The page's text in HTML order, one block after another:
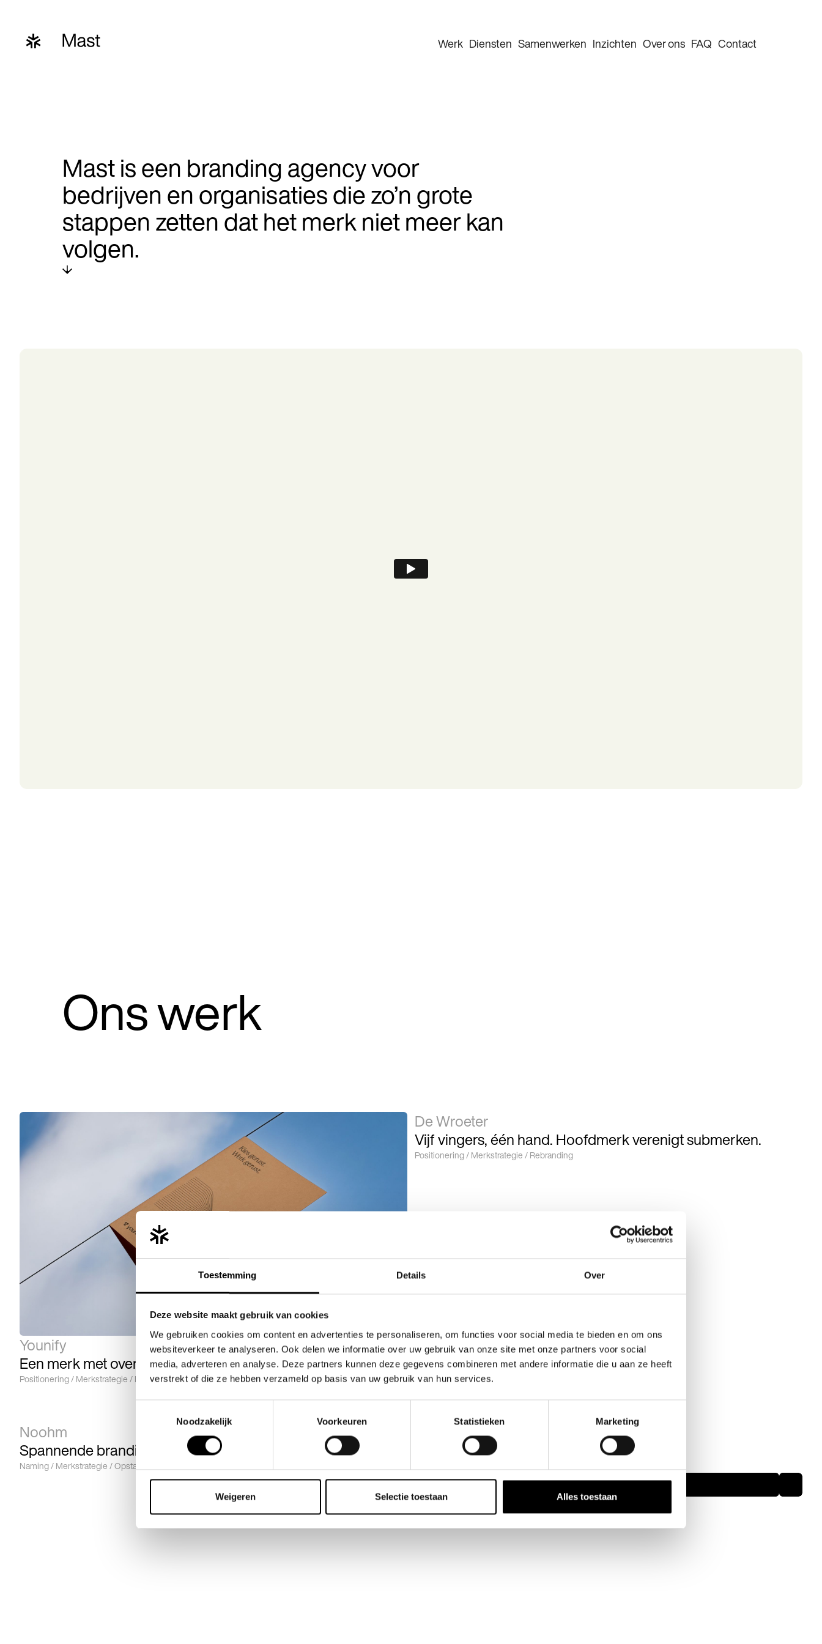
Toestemming Details Over
Deze website maakt gebruik van cookies
We gebruiken cookies om content en advertenties te personaliseren, om functies voor social media te bieden en om ons
websiteverkeer te analyseren. Ook delen we informatie over uw gebruik van onze site met onze partners voor social
media, adverteren en analyse. Deze partners kunnen deze gegevens combineren met andere informatie die u aan ze heeft
verstrekt of die ze hebben verzameld op basis van uw gebruik van hun services.
Noodzakelijk
Voorkeuren Statistieken Marketing
Weigeren Selectie toestaan Alles toestaan
Werk Diensten Samenwerken Inzichten Over ons FAQ Contact
Mast is een branding agency voor
bedrijven en organisaties die zo’n grote
stappen zetten dat het merk niet meer kan
volgen.
Ons werk
Younify
Een merk met overtuigingskracht
Positionering / Merkstrategie / Rebranding
De Wroeter
Vijf vingers, één hand. Hoofdmerk verenigt submerken.
Positionering / Merkstrategie / Rebranding
Noohm
Spannende branding valt op in technische sector
Naming / Merkstrategie / Opstart Nieuw Bedrijf
InsightData
Visualiseren van groeikansen